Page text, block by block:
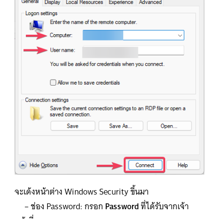
จะเด้งหน้าต่าง Windows Security ขึ้นมา
– ช่อง Password: กรอก Passwordที่ได้รับจากเจ้า